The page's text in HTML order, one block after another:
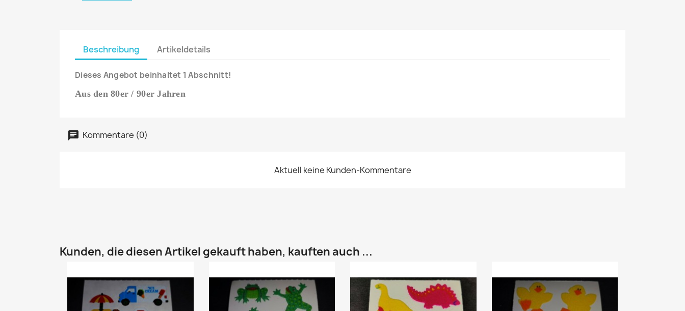
Beschreibung Artikeldetails
Dieses Angebot beinhaltet 1 Abschnitt!
Aus den 80er / 90er Jahren
Kommentare (0)
Aktuell keine Kunden-Kommentare
Kunden, die diesen Artikel gekauft haben, kauften auch ...